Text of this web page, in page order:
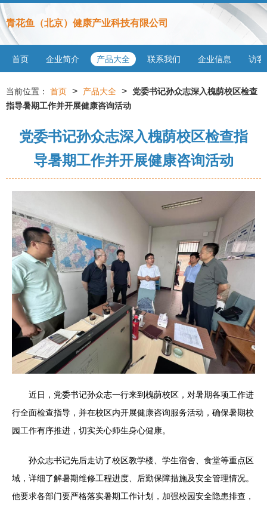
青花鱼（北京）健康产业科技有限公司
首页 企业简介 产品大全 联系我们 企业信息 访客
当前位置： 首页 > 产品大全 >
党委书记孙众志深入槐荫校区检查
指导暑期工作并开展健康咨询活动
党委书记孙众志深入槐荫校区检查指
导暑期工作并开展健康咨询活动
近日，党委书记孙众志一行来到槐荫校区，对暑期各项工作进
行全面检查指导，并在校区内开展健康咨询服务活动，确保暑期校
园工作有序推进，切实关心师生身心健康。
孙众志书记先后走访了校区教学楼、学生宿舍、食堂等重点区
域，详细了解暑期维修工程进度、后勤保障措施及安全管理情况。
他要求各部门要严格落实暑期工作计划，加强校园安全隐患排查，